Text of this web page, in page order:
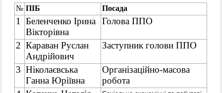
№ ПІБ Посада
1 Беленченко Ірина
Вікторівна
Голова ППО
2 Караван Руслан
Андрійович
Заступник голови ППО
3 Ніколаєвська
Ганна Юріївна
Організаційно-масова
робота